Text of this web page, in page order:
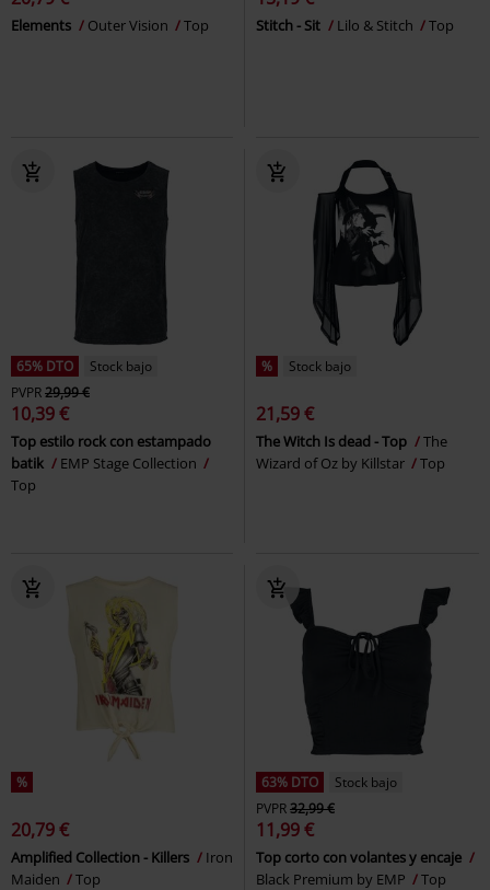
Elements Outer Vision Top Stitch - Sit Lilo & Stitch Top
65% DTO
Stock bajo
PVPR29,99 €
10,39 €
Top estilo rock con estampado
batik
EMP Stage Collection
Top
% Stock bajo
21,59 €
The Witch Is dead - Top
The
Wizard of Oz by Killstar
Top
%
20,79 €
Amplified Collection - Killers
Iron
Maiden
Top
63% DTO
Stock bajo
PVPR32,99 €
11,99 €
Top corto con volantes y encaje
Black Premium by EMP
Top